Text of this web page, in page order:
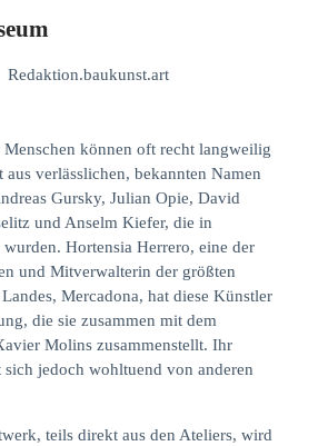
Redaktion.baukunst.art
Menschen können oft recht langweilig
aus verlässlichen, bekannten Namen
Gursky, Julian Opie, David
und Anselm Kiefer, die in
Hortensia Herrero, eine der
und Mitverwalterin der größten
Mercadona, hat diese Künstler
die sie zusammen mit dem
Molins zusammenstellt. Ihr
sich jedoch wohltuend von anderen
teils direkt aus den Ateliers, wird